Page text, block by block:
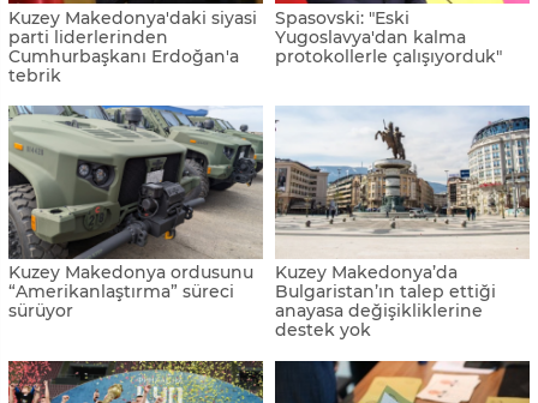
Kuzey Makedonya'daki siyasi
parti liderlerinden
Cumhurbaşkanı Erdoğan'a
tebrik
Spasovski: "Eski
Yugoslavya'dan kalma
protokollerle çalışıyorduk"
Kuzey Makedonya ordusunu
“Amerikanlaştırma” süreci
sürüyor
Kuzey Makedonya’da
Bulgaristan’ın talep ettiği
anayasa değişikliklerine
destek yok